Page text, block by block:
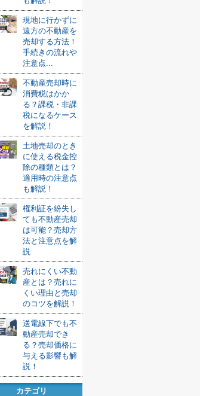
現地に行かずに
遠方の不動産を
売却する方法！
手続きの流れや
注意点...
不動産売却時に
消費税はかか
る？課税・非課
税になるケース
を解説！
土地売却のとき
に使える税金控
除の種類とは？
適用時の注意点
も解説！
権利証を紛失し
ても不動産売却
は可能？売却方
法と注意点を解
説
売れにくい不動
産とは？売れに
くい理由と売却
のコツを解説！
送電線下でも不
動産売却でき
る？売却価格に
与える影響も解
説！
カテゴリ